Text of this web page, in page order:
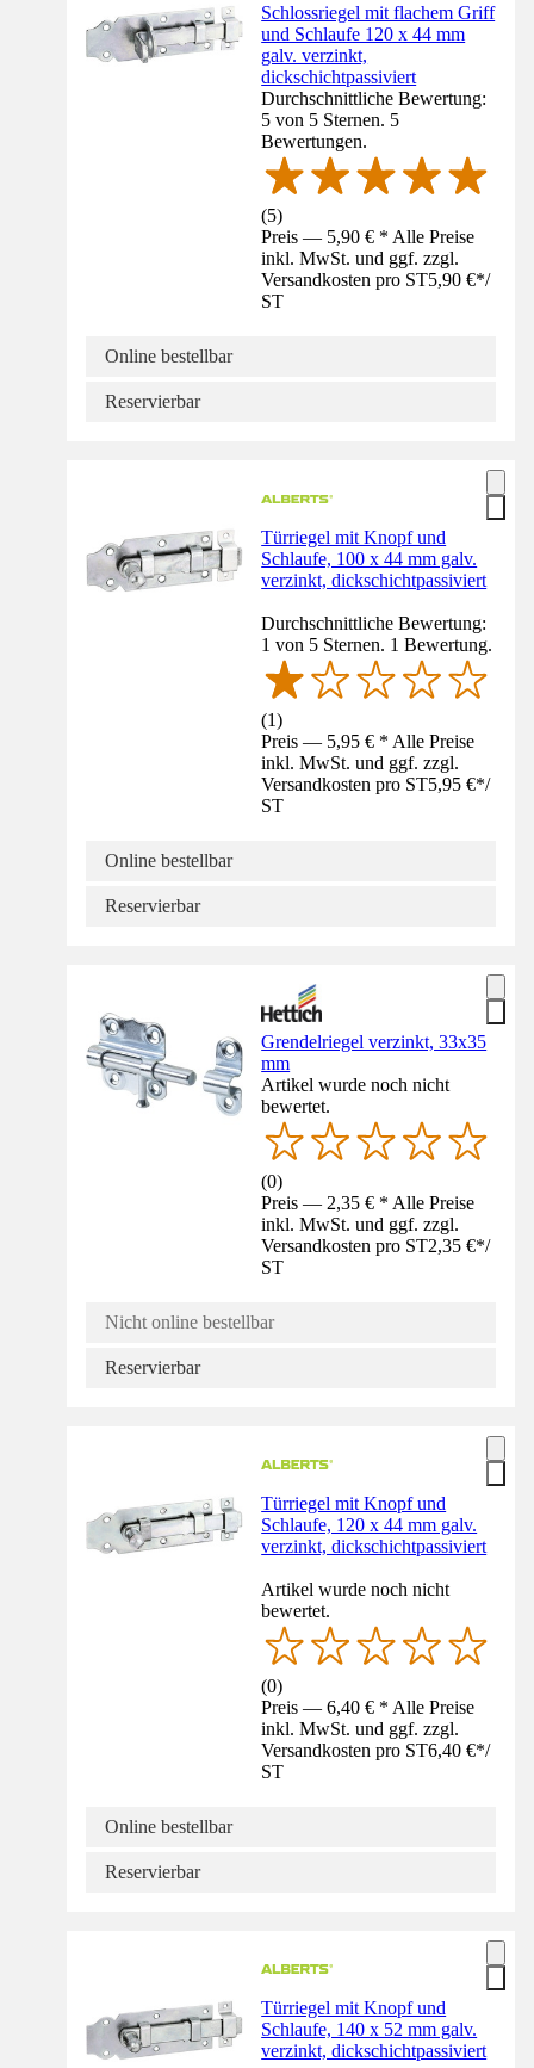
Schlossriegel mit flachem Griff
und Schlaufe 120 x 44 mm
galv. verzinkt,
dickschichtpassiviert
Durchschnittliche Bewertung:
5 von 5 Sternen. 5
Bewertungen.
(5)
Preis — 5,90 € * Alle Preise
inkl. MwSt. und ggf. zzgl.
Versandkosten pro ST5,90 €*/
ST
Online bestellbar
Reservierbar
Türriegel mit Knopf und
Schlaufe, 100 x 44 mm galv.
verzinkt, dickschichtpassiviert
Durchschnittliche Bewertung:
1 von 5 Sternen. 1 Bewertung.
(1)
Preis — 5,95 € * Alle Preise
inkl. MwSt. und ggf. zzgl.
Versandkosten pro ST5,95 €*/
ST
Online bestellbar
Reservierbar
Grendelriegel verzinkt, 33x35
mm
Artikel wurde noch nicht
bewertet.
(0)
Preis — 2,35 € * Alle Preise
inkl. MwSt. und ggf. zzgl.
Versandkosten pro ST2,35 €*/
ST
Nicht online bestellbar
Reservierbar
Türriegel mit Knopf und
Schlaufe, 120 x 44 mm galv.
verzinkt, dickschichtpassiviert
Artikel wurde noch nicht
bewertet.
(0)
Preis — 6,40 € * Alle Preise
inkl. MwSt. und ggf. zzgl.
Versandkosten pro ST6,40 €*/
ST
Online bestellbar
Reservierbar
Türriegel mit Knopf und
Schlaufe, 140 x 52 mm galv.
verzinkt, dickschichtpassiviert